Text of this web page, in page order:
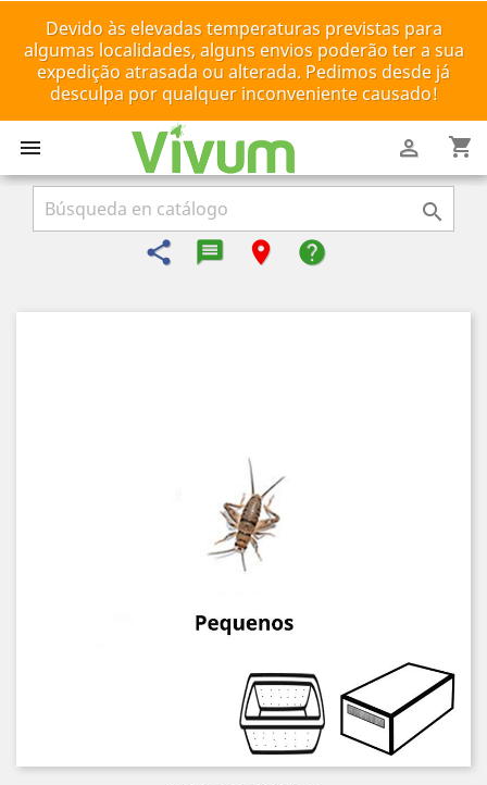
Devido às elevadas temperaturas previstas para
algumas localidades, alguns envios poderão ter a sua
expedição atrasada ou alterada. Pedimos desde já
desculpa por qualquer inconveniente causado!
 shopping_cart


share message-reply-text
room help